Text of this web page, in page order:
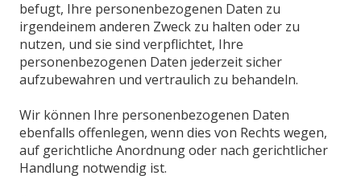
befugt, Ihre personenbezogenen Daten zu
irgendeinem anderen Zweck zu halten oder zu
nutzen, und sie sind verpflichtet, Ihre
personenbezogenen Daten jederzeit sicher
aufzubewahren und vertraulich zu behandeln.
Wir können Ihre personenbezogenen Daten
ebenfalls offenlegen, wenn dies von Rechts wegen,
auf gerichtliche Anordnung oder nach gerichtlicher
Handlung notwendig ist.